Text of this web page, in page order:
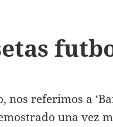
nos referimos a
una vez